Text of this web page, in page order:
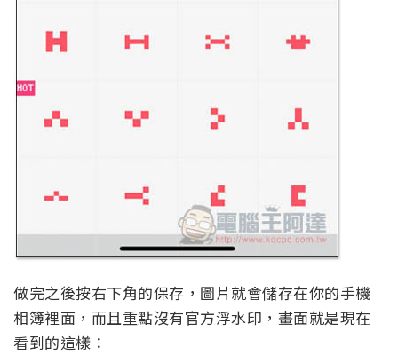
做完之後按右下角的保存，圖片就會儲存在你的手機
相簿裡面，而且重點沒有官方浮水印，畫面就是現在
看到的這樣：